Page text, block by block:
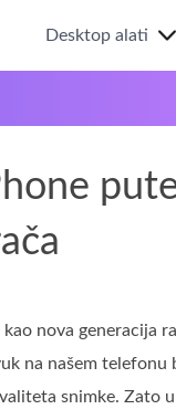
Desktop alati
nova generacija
na našem telefonu
snimke. Zato